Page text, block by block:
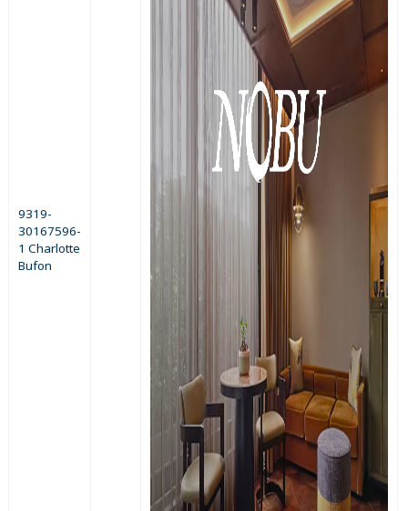
9319-
30167596-
1 Charlotte
Bufon